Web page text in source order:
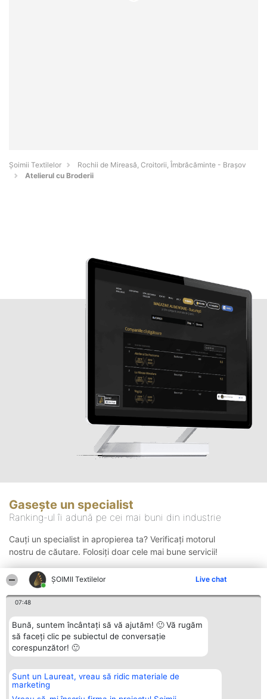
ȘOIMII Textilelor Live chat
07:48
Bună, suntem încântați să vă ajutăm! 🙂 Vă rugăm
să faceți clic pe subiectul de conversație
corespunzător! 🙂
Sunt un Laureat, vreau să ridic materiale de
marketing
Șoimii Textilelor
Rochii de Mireasă, Croitorii, Îmbrăcăminte - Braşov
Atelierul cu Broderii
Gasește un specialist
Ranking-ul îi adună pe cei mai buni din industrie
Cauți un specialist in apropierea ta? Verificați motorul
nostru de căutare. Folosiți doar cele mai bune servicii!
Organizator Ranking
BRIGHT SOLUTIONS BR SRL
Aleea Timisul De Sus 2 Bl. A30
Plebiscyt
Lista Tuturor
Contact